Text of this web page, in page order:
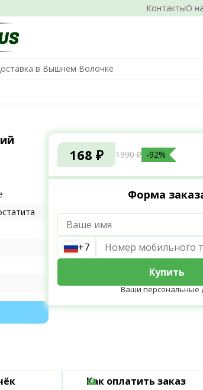
КонтактыО
в Вышнем Волочке
168 ₽ 1990 ₽ -92%
Форма
+7
Купить
Ваши
Как оплатить заказ